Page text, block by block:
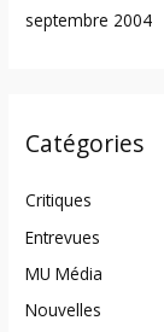
septembre 2004
Catégories
Critiques
Entrevues
MU Média
Nouvelles